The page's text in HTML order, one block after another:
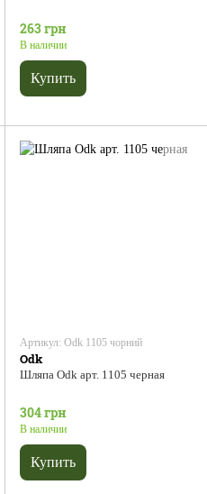
263 грн
В наличии
Купить
Артикул: Odk 1105 чорний
Odk
Шляпа Odk арт. 1105 черная
304 грн
В наличии
Купить